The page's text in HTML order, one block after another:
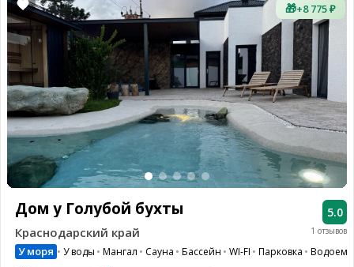
🎁+8 775 ₽
1 отзывов
5.0
Дом у Голубой бухты
Краснодарский край
У моря У воды Мангал Сауна Бассейн WI-FI Парковка Водоем